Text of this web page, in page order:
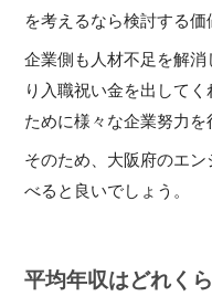
を考えるなら検討する価
企業側も人材不足を解
り入職祝い金を出して
ために様々な企業努力を
そのため、大阪府のエ
べると良いでしょう。
平均年収はどれく